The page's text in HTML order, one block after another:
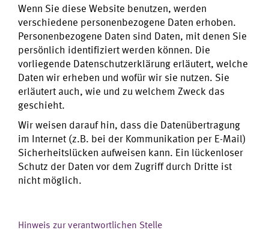
Wenn Sie diese Website benutzen, werden
verschiedene personenbezogene Daten erhoben.
Personenbezogene Daten sind Daten, mit denen Sie
persönlich identifiziert werden können. Die
vorliegende Datenschutzerklärung erläutert, welche
Daten wir erheben und wofür wir sie nutzen. Sie
erläutert auch, wie und zu welchem Zweck das
geschieht.
Wir weisen darauf hin, dass die Datenübertragung
im Internet (z.B. bei der Kommunikation per E-Mail)
Sicherheitslücken aufweisen kann. Ein lückenloser
Schutz der Daten vor dem Zugriff durch Dritte ist
nicht möglich.
Hinweis zur verantwortlichen Stelle